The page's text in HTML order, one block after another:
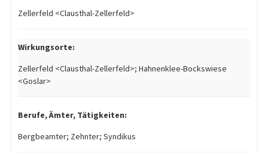
Zellerfeld <Clausthal-Zellerfeld>
Wirkungsorte:
Zellerfeld <Clausthal-Zellerfeld>; Hahnenklee-Bockswiese
<Goslar>
Berufe, Ämter, Tätigkeiten:
Bergbeamter; Zehnter; Syndikus